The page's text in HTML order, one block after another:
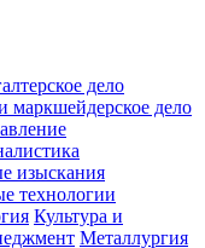
дело
маркшейдерское дело
изыскания
технологии
Культура и
Металлургия